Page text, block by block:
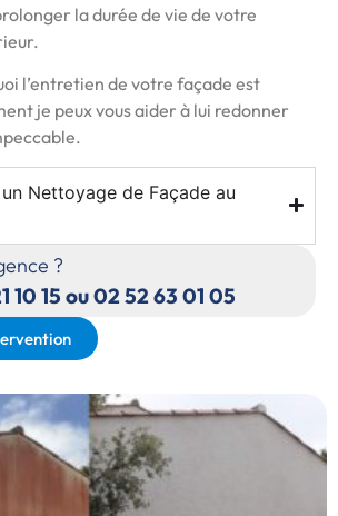
la durée de vie de votre
l’entretien de votre façade est
je peux vous aider à lui redonner
Nettoyage de Façade au
?
10 15 ou 02 52 63 01 05